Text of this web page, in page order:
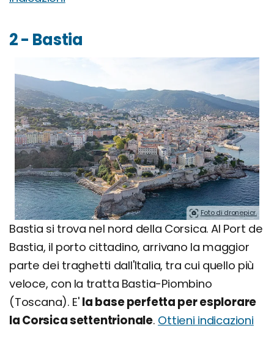
2 - Bastia
Foto di dronepicr.
Bastia si trova nel nord della Corsica. Al Port de
Bastia, il porto cittadino, arrivano la maggior
parte dei traghetti dall'Italia, tra cui quello più
veloce, con la tratta Bastia-Piombino
(Toscana). E' la base perfetta per esplorare
la Corsica settentrionale. Ottieni indicazioni